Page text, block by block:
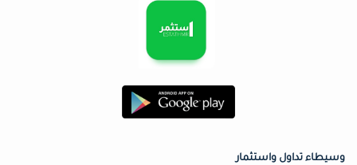
وسيطاء تداول واستثمار